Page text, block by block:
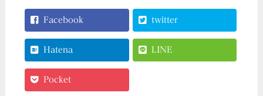
Facebook twitter
Hatena LINE
Pocket